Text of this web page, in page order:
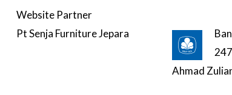
Website Partner
Pt Senja Furniture Jepara
Ahmad